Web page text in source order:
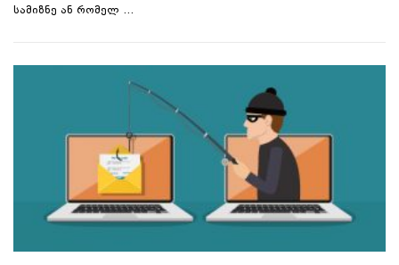
სამიზნე ან რომელ …